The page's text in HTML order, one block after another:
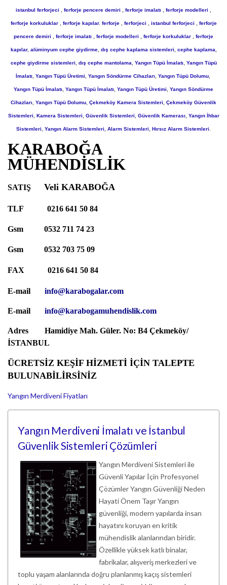
istanbul ferforjeci ferforje pencere demiri ferforje imalatı ferforje modelleri
ferforje korkuluklar, ferforje kapılar. ferforje, ferforjeci istanbul ferforjeci ferforje
pencere demiri ferforje imalatı ferforje modelleri ferforje korkuluklar ferforje
kapılar, alüminyum cephe giydirme, dış cephe kaplama sistemleri cephe kaplama
cephe giydirme sistemleri dış cephe mantolama Yangın Tüpü İmalatı Yangın Tüpü
İmalatı Yangın Tüpü Üretimi Yangın Söndürme Cihazları Yangın Tüpü Dolumu,
Yangın Tüpü İmalatı Yangın Tüpü İmalatı Yangın Tüpü Üretimi Yangın Söndürme
Cihazları Yangın Tüpü Dolumu Çekmeköy Kamera Sistemleri Çekmeköy Güvenlik
Sistemleri Kamera Sistemleri Güvenlik Sistemleri Güvenlik Kamerası Yangın İhbar
Sistemleri Yangın Alarm Sistemleri Alarm Sistemleri Hırsız Alarm Sistemleri
KARABOĞA
MÜHENDİSLİK
SATIŞ Veli KARABOĞA
TLF 0216 641 50 84
Gsm 0532 711 74 23
Gsm 0532 703 75 09
FAX 0216 641 50 84
E-mail info@karabogalar.com
E-mail info@karabogamuhendislik.com
Adres Hamidiye Mah. Güler. No: B4 Çekmeköy/
İSTANBUL
ÜCRETSİZ KEŞİF HİZMETİ İÇİN TALEPTE
BULUNABİLİRSİNİZ
Yangın Merdiveni Fiyatları
Yangın Merdiveni İmalatı ve İstanbul
Güvenlik Sistemleri Çözümleri
Yangın Merdiveni Sistemleri ile
Güvenli Yapılar İçin Profesyonel
Çözümler Yangın Güvenliği Neden
Hayati Önem Taşır Yangın
güvenliği, modern yapılarda insan
hayatını koruyan en kritik
mühendislik alanlarından biridir.
Özellikle yüksek katlı binalar,
fabrikalar, alışveriş merkezleri ve
toplu yaşam alanlarında doğru planlanmış kaçış sistemleri